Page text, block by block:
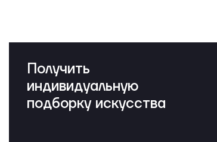
Получить
индивидуальную
подборку искусства